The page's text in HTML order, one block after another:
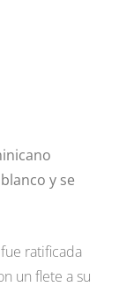
y se
ratificada
un flete a su